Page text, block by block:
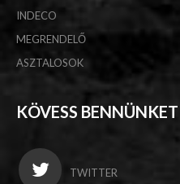
INDECO
MEGRENDELŐ
ASZTALOSOK
KÖVESS BENNÜNKET
TWITTER